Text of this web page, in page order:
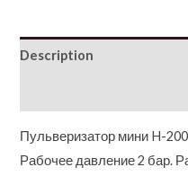
Description
Пульверизатор мини H-
Рабочее давление 2 бар.